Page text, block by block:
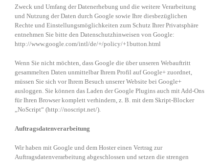
Zweck und Umfang der Datenerhebung und die weitere Verarbeitung
und Nutzung der Daten durch Google sowie Ihre diesbezüglichen
Rechte und Einstellungsmöglichkeiten zum Schutz Ihrer Privatsphäre
entnehmen Sie bitte den Datenschutzhinweisen von Google:
http://www.google.com/intl/de/+/policy/+1button.html
Wenn Sie nicht möchten, dass Google die über unseren Webauftritt
gesammelten Daten unmittelbar Ihrem Profil auf Google+ zuordnet,
müssen Sie sich vor Ihrem Besuch unserer Website bei Google+
ausloggen. Sie können das Laden der Google Plugins auch mit Add-Ons
für Ihren Browser komplett verhindern, z. B. mit dem Skript-Blocker
„NoScript“ (http://noscript.net/).
Auftragsdatenverarbeitung
Wir haben mit Google und dem Hoster einen Vertrag zur
Auftragsdatenverarbeitung abgeschlossen und setzen die strengen